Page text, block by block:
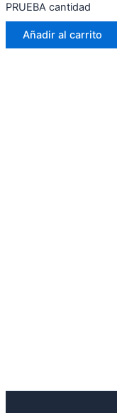
PRUEBA cantidad
Añadir al carrito